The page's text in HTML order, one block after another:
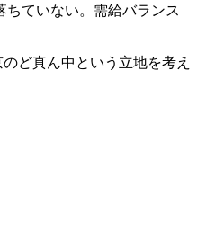
ていない。需給バランス
ど真ん中という立地を考え